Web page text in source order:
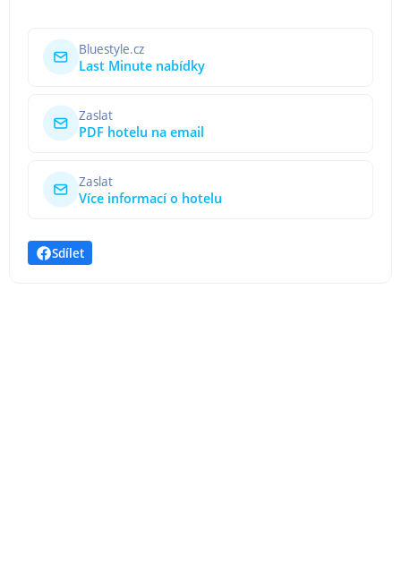
Bluestyle.cz
Last Minute nabídky
Zaslat
PDF hotelu na email
Zaslat
Více informací o hotelu
Sdílet